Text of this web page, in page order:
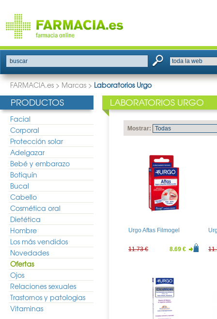
buscar
FARMACIA.es > Marcas > Laboratorios Urgo
PRODUCTOS
Facial
Corporal
Protección solar
Adelgazar
Bebé y embarazo
Botiquín
Bucal
Cabello
Cosmética oral
Dietética
Hombre
Los más vendidos
Novedades
Ofertas
Ojos
Relaciones sexuales
Trastornos y patologias
Vitaminas
LABORATORIOS URGO
Mostrar:
Urgo Aftas Filmogel
11.73 € 8.69 €